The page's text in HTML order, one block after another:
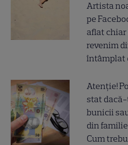
Artista
pe
aflat chiar
revenim
întâmplat
Atenție!
stat
bunicii
din
Cum